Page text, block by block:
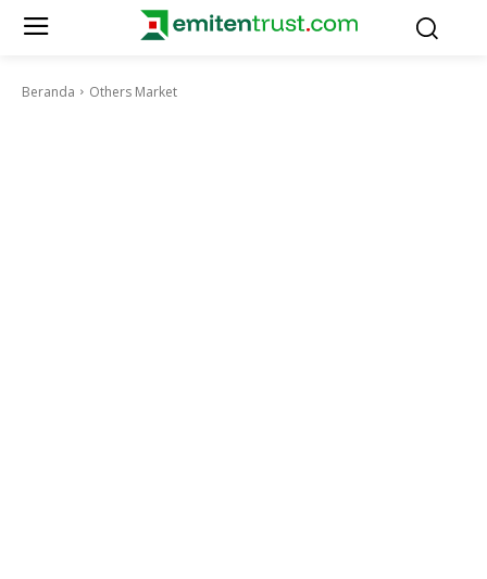
Beranda Others Market